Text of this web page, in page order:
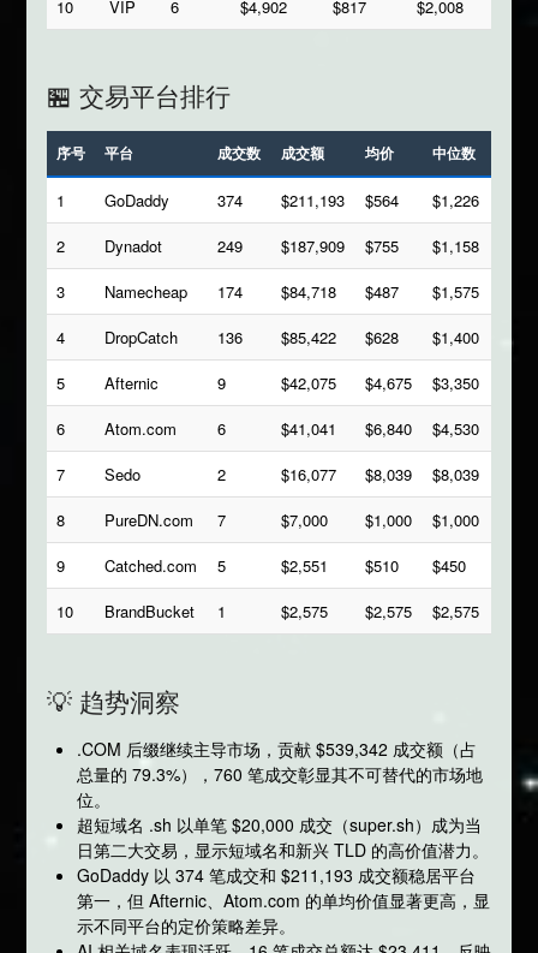
10 VIP 6 $4,902 $817 $2,008
🏪 交易平台排行
序号 平台 成交数 成交额 均价 中位数
1 GoDaddy 374 $211,193 $564
$1,226
2
Dynadot 249 $187,909 $755
$1,158
3
Namecheap 174 $84,718 $487
$1,575
4
DropCatch 136 $85,422 $628
$1,400
5
Afternic 9 $42,075 $4,675
$3,350
6
Atom.com 6 $41,041 $6,840
$4,530
7
Sedo 2 $16,077 $8,039
$8,039
8
PureDN.com 7 $7,000 $1,000
$1,000
9
Catched.com 5 $2,551 $510
$450
10
BrandBucket 1 $2,575 $2,575 $2,575
💡 趋势洞察
.COM 后缀继续主导市场，贡献 $539,342 成交额（占
总量的 79.3%），760 笔成交彰显其不可替代的市场地
位。
超短域名 .sh 以单笔 $20,000 成交（super.sh）成为当
日第二大交易，显示短域名和新兴 TLD 的高价值潜力。
GoDaddy 以 374 笔成交和 $211,193 成交额稳居平台
第一，但 Afternic、Atom.com 的单均价值显著更高，显
示不同平台的定价策略差异。